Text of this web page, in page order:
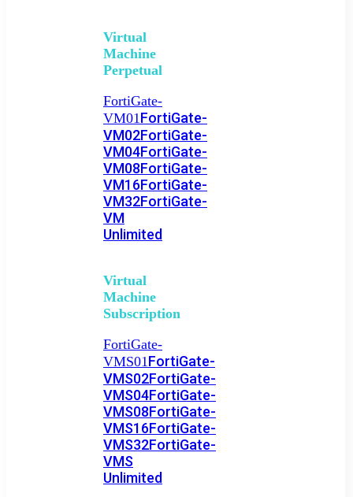
Virtual
Machine
Perpetual
FortiGate-
VM01FortiGate-
VM02FortiGate-
VM04FortiGate-
VM08FortiGate-
VM16FortiGate-
VM32FortiGate-
VM
Unlimited
Virtual
Machine
Subscription
FortiGate-
VMS01FortiGate-
VMS02FortiGate-
VMS04FortiGate-
VMS08FortiGate-
VMS16FortiGate-
VMS32FortiGate-
VMS
Unlimited